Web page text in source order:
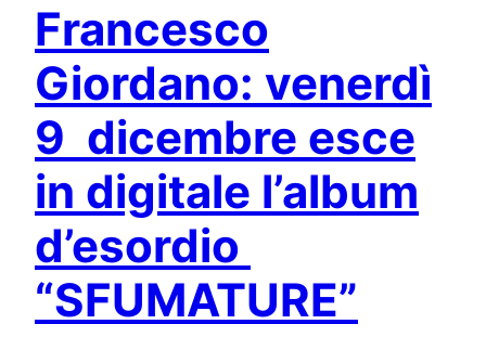
Francesco
Giordano: venerdì
9 dicembre esce
in digitale l’album
d’esordio
“SFUMATURE”